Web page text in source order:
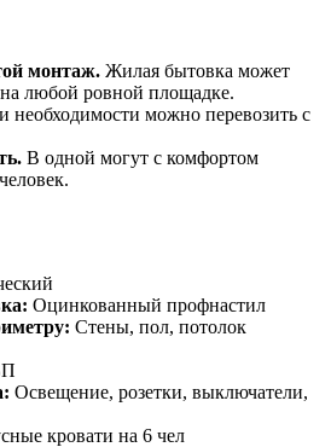
монтаж. Жилая бытовка может
любой ровной площадке.
необходимости можно перевозить с
В одной могут с комфортом
Оцинкованный профнастил
Стены, пол, потолок
Освещение, розетки, выключатели,
кровати на 6 чел